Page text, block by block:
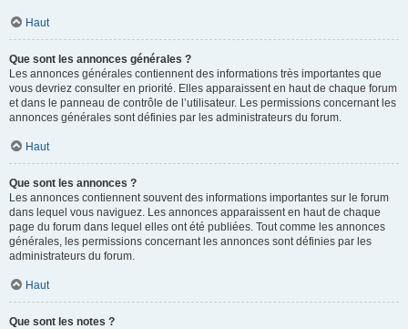
Haut
Que sont les annonces générales ?
Les annonces générales contiennent des informations très importantes que
vous devriez consulter en priorité. Elles apparaissent en haut de chaque forum
et dans le panneau de contrôle de l’utilisateur. Les permissions concernant les
annonces générales sont définies par les administrateurs du forum.
Haut
Que sont les annonces ?
Les annonces contiennent souvent des informations importantes sur le forum
dans lequel vous naviguez. Les annonces apparaissent en haut de chaque
page du forum dans lequel elles ont été publiées. Tout comme les annonces
générales, les permissions concernant les annonces sont définies par les
administrateurs du forum.
Haut
Que sont les notes ?